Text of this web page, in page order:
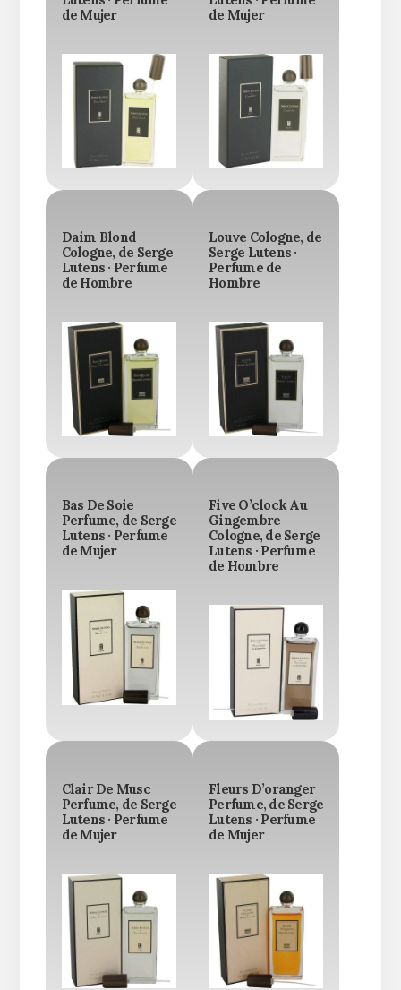
de Mujer
de Mujer
Daim Blond
Cologne, de Serge
Lutens · Perfume
de Hombre
Louve Cologne, de
Serge Lutens ·
Perfume de
Hombre
Bas De Soie
Perfume, de Serge
Lutens · Perfume
de Mujer
Five O’clock Au
Gingembre
Cologne, de Serge
Lutens · Perfume
de Hombre
Clair De Musc
Perfume, de Serge
Lutens · Perfume
de Mujer
Fleurs D’oranger
Perfume, de Serge
Lutens · Perfume
de Mujer